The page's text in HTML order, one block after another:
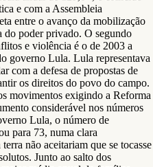
e com a Assembleia
entre o avanço da mobilização
do poder privado. O segundo
e violência é o de 2003 a
governo Lula. Lula representava
com a defesa de propostas de
os direitos do povo do campo.
movimentos exigindo a Reforma
considerável nos números
Lula, o número de
para 73, numa clara
não aceitariam que se tocasse
Junto ao salto dos